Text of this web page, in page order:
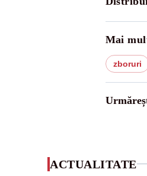
Mai
zboruri
ACTUALITATE